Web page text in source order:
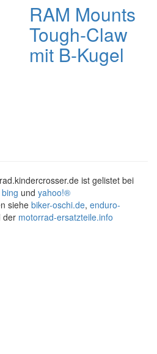
RAM Mounts
Tough-Claw
mit B-Kugel
ist gelistet bei
bing und yahoo!®
siehe biker-oschi.de, enduro-
der motorrad-ersatzteile.info